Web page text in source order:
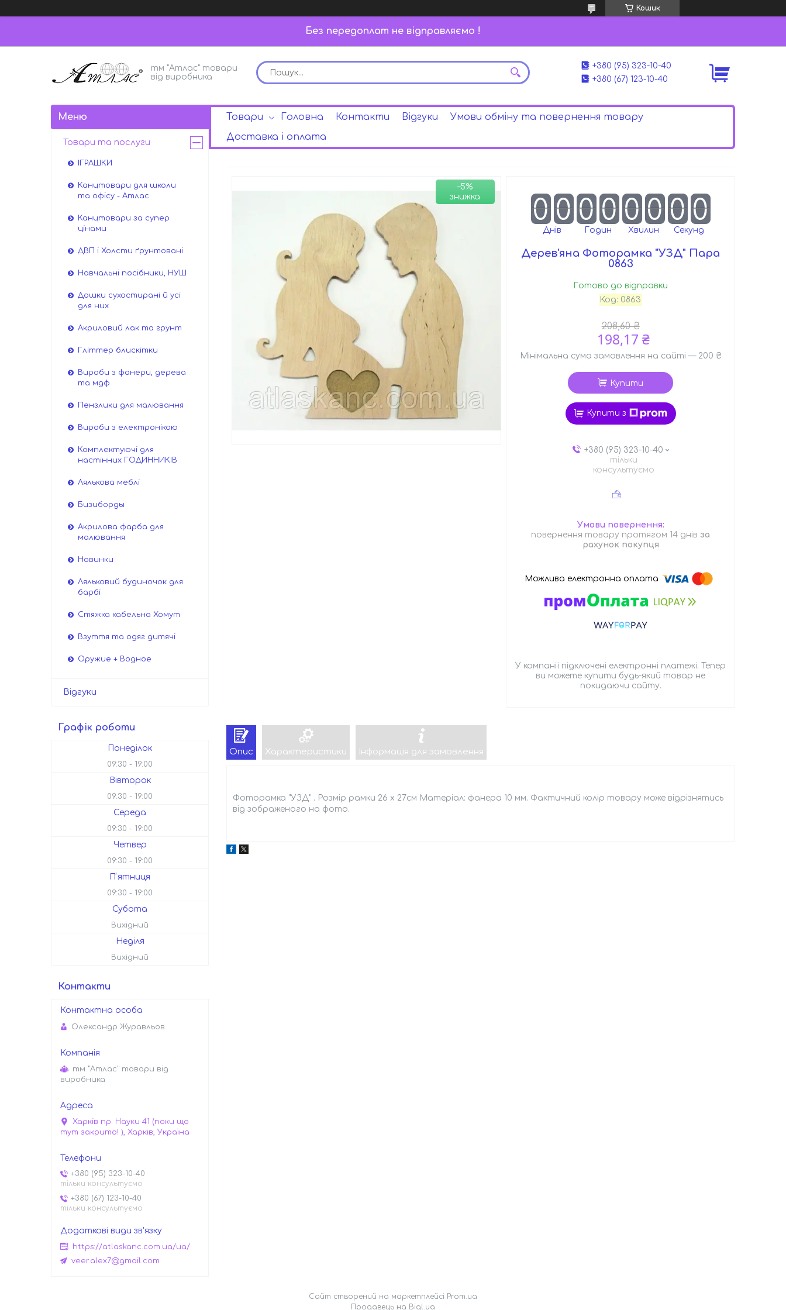
Кошик
Без передоплат не відправляємо !
тм "Атлас" товари
від виробника
+380 (95) 323-10-40
+380 (67) 123-10-40
Товари Головна Контакти Відгуки
Умови обміну та повернення товару
Доставка і оплата
–5%
0 0
Днів
0 0
Годин
0 0
Хвилин
0 0
Секунд
Дерев'яна Фоторамка "УЗД" Пара
0863
Готово до відправки
Код: 0863
208,60 ₴
198,17 ₴
Мінімальна сума замовлення на сайті — 200 ₴
Купити
Купити з
+380 (95) 323-10-40
тільки
консультуємо
повернення товару протягом 14 днів за
рахунок покупця
У компанії підключені електронні платежі. Тепер
ви можете купити будь-який товар не
покидаючи сайту.
Опис Характеристики Інформація для замовлення
Фоторамка "УЗД" . Розмір рамки 26 х 27см Матеріал: фанера 10 мм. Фактичний колір товару може відрізнятись
від зображеного на фото.
Товари та послуги
ІГРАШКИ
Канцтовари для школи
та офісу - Атлас
Канцтовари за супер
цінами
ДВП і Холсти ґрунтовані
Навчальні посібники, НУШ
Дошки сухостирані й усі
для них
Акриловий лак та грунт
Гліттер блискітки
Вироби з фанери, дерева
та мдф
Пензлики для малювання
Вироби з електронікою
Комплектуючі для
настінних ГОДИННИКІВ
Лялькова меблі
Бизиборды
Акрилова фарба для
малювання
Новинки
Ляльковий будиночок для
барбі
Стяжка кабельна Хомут
Взуття та одяг дитячі
Оружие + Водное
Відгуки
Графік роботи
Понеділок
09:30 19:00
Вівторок
09:30 19:00
Середа
09:30 19:00
Четвер
09:30 19:00
Пʼятниця
09:30 19:00
Субота
Вихідний
Неділя
Вихідний
Контакти
Олександр Журавльов
тм "Атлас" товари від
виробника
Харків пр. Науки 41 (поки що
тут закрито! ), Харків, Україна
+380 (95) 323-10-40
тільки консультуємо
+380 (67) 123-10-40
тільки консультуємо
https://atlaskanc.com.ua/ua/
veer.alex7@gmail.com
Сайт створений на маркетплейсі Prom.ua
Продавець на Bigl.ua